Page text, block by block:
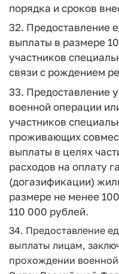
порядка и сроков
32. Предоставление
выплаты в размере
участников
связи с рождением
33. Предоставление
военной операции
участников
проживающих
выплаты в целях
расходов на оплату
(догазификации)
размере не менее
110 000 рублей.
34. Предоставление
выплаты лицам,
прохождении